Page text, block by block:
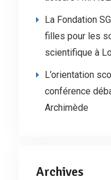
La Fondation
filles pour les
scientifique à
L’orientation
conférence
Archimède
Archives